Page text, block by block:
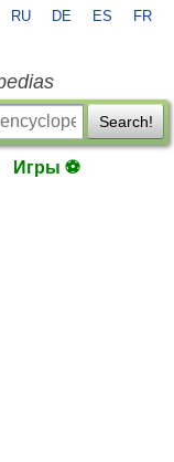
RU DE ES FR
Search!
Игры ⚽